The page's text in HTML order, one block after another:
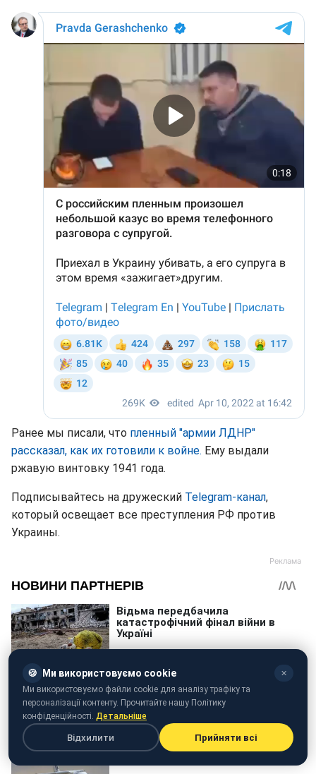
Ранее мы писали, что пленный "армии ЛДНР"
рассказал, как их готовили к войне. Ему выдали
ржавую винтовку 1941 года.
Подписывайтесь на дружеский Telegram-канал,
который освещает все преступления РФ против
Украины.
🍪 Ми використовуємо cookie ✕
Ми використовуємо файли cookie для аналізу трафіку та
персоналізації контенту. Прочитайте нашу Політику
конфіденційності. Детальніше
Відхилити Прийняти всі